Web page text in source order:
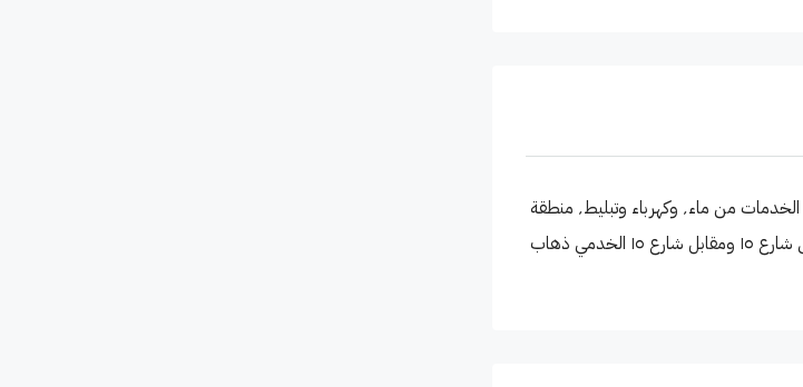
قطعة ارض ١٠٠ متر طابو ملك باسمي السند خالية من اي مشاكل او تجاوز٬ ومتوفر جميع الخدمات من ماء٬ وكهرباء وتبليط٬ منطقة
اسمها اجنينة وغزال شارع المركز العام نهايته ع اليسار٬رقم الارض .(٦٥٢٩) تقع الارض على شارع ١٥ ومقابل شارع ١٥ الخدمي ذهاب